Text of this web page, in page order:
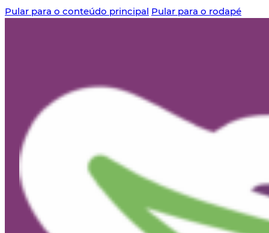
Pular para o conteúdo principal Pular para o rodapé